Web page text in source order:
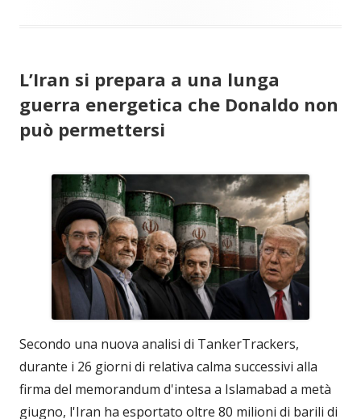
L’Iran si prepara a una lunga
guerra energetica che Donaldo non
può permettersi
Secondo una nuova analisi di TankerTrackers,
durante i 26 giorni di relativa calma successivi alla
firma del memorandum d'intesa a Islamabad a metà
giugno, l'Iran ha esportato oltre 80 milioni di barili di